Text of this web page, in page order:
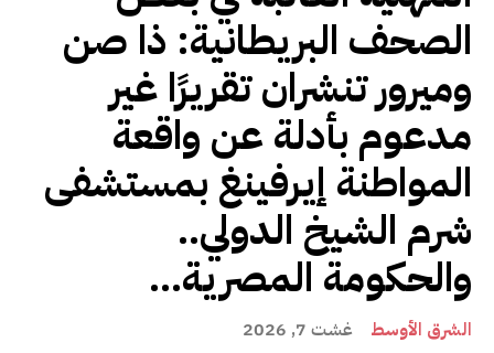
الصحف البريطانية: ذا صن
وميرور تنشران تقريرًا غير
مدعوم بأدلة عن واقعة
المواطنة إيرفينغ بمستشفى
شرم الشيخ الدولي..
والحكومة المصرية...
الشرق الأوسط غشت 7, 2026